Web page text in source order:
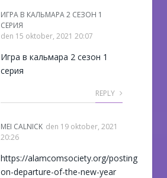
ИГРА В КАЛЬМАРА 2 СЕЗОН 1
СЕРИЯ
den 15 oktober, 2021 20:07
Игра в кальмара 2 сезон 1
серия
REPLY
MEI CALNICK den 19 oktober, 2021
20:26
https://alamcomsociety.org/posting-
on-departure-of-the-new-year